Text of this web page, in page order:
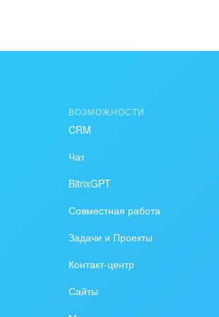
ВОЗМОЖНОСТИ
CRM
Чат
BitrixGPT
Совместная работа
Задачи и Проекты
Контакт-центр
Сайты